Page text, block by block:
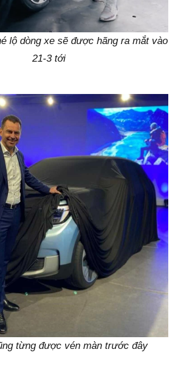
lộ dòng xe sẽ được hãng ra mắt vào
21-3 tới
từng được vén màn trước đây